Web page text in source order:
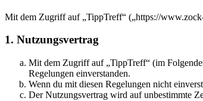
Mit dem Zugriff auf „TippTreff“ („https://
1. Nutzungsvertrag
Mit dem Zugriff auf „TippTreff“ (im
Regelungen einverstanden.
Wenn du mit diesen Regelungen nicht
Der Nutzungsvertrag wird auf unbestimmte